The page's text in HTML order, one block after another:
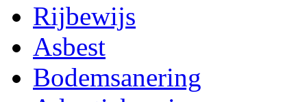
Rijbewijs
Asbest
Bodemsanering